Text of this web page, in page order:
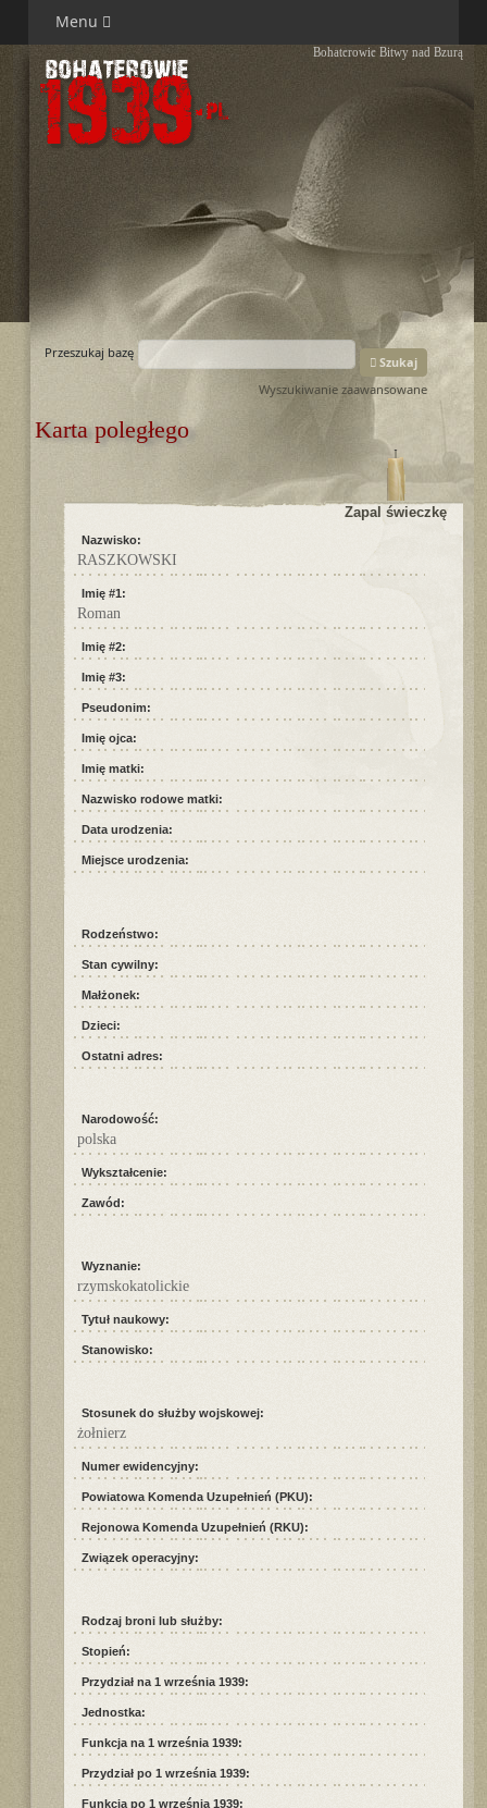
Menu
Bohaterowie Bitwy nad Bzurą
Przeszukaj bazę
Szukaj
Wyszukiwanie zaawansowane
Karta poległego
Zapal świeczkę
Nazwisko:
RASZKOWSKI
Imię #1:
Roman
Imię #2:
Imię #3:
Pseudonim:
Imię ojca:
Imię matki:
Nazwisko rodowe matki:
Data urodzenia:
Miejsce urodzenia:
Rodzeństwo:
Stan cywilny:
Małżonek:
Dzieci:
Ostatni adres:
Narodowość:
polska
Wykształcenie:
Zawód:
Wyznanie:
rzymskokatolickie
Tytuł naukowy:
Stanowisko:
Stosunek do służby wojskowej:
żołnierz
Numer ewidencyjny:
Powiatowa Komenda Uzupełnień (PKU):
Rejonowa Komenda Uzupełnień (RKU):
Związek operacyjny:
Rodzaj broni lub służby:
Stopień:
Przydział na 1 września 1939:
Jednostka:
Funkcja na 1 września 1939:
Przydział po 1 września 1939:
Funkcja po 1 września 1939: